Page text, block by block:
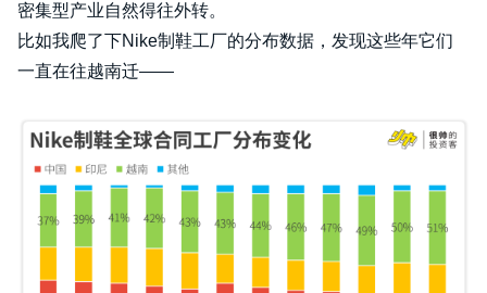
密集型产业自然得往外转。
比如我爬了下Nike制鞋工厂的分布数据，发现这些年它们
一直在往越南迁——